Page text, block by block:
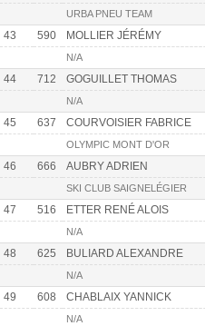
URBA PNEU TEAM
43 590 MOLLIER JÉRÉMY
N/A
44 712 GOGUILLET THOMAS
N/A
45 637 COURVOISIER FABRICE
OLYMPIC MONT D'OR
46 666 AUBRY ADRIEN
SKI CLUB SAIGNELÉGIER
47 516 ETTER RENÉ ALOIS
N/A
48 625 BULIARD ALEXANDRE
N/A
49 608 CHABLAIX YANNICK
N/A